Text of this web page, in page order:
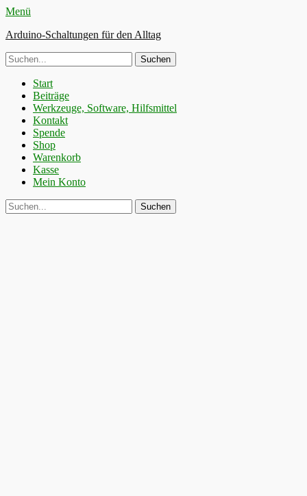
Menü
Arduino-Schaltungen für den Alltag
Suche
nach:
Primäres
Menü
Zum
Inhalt
springen
Start
Beiträge
Werkzeuge, Software, Hilfsmittel
Kontakt
Spende
Shop
Warenkorb
Kasse
Mein Konto
Suchen
Suche
nach: